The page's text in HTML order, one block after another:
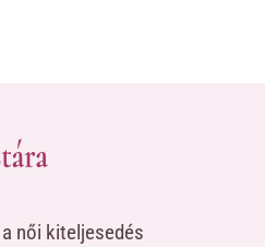
női kiteljesedés